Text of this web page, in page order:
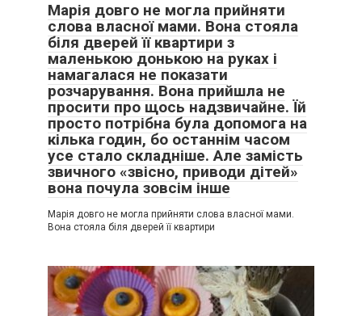
Марія довго не могла прийняти
слова власної мами. Вона стояла
біля дверей її квартири з
маленькою донькою на руках і
намагалася не показати
розчарування. Вона прийшла не
просити про щось надзвичайне. Їй
просто потрібна була допомога на
кілька годин, бо останнім часом
усе стало складніше. Але замість
звичного «звісно, приводи дітей»
вона почула зовсім інше
Марія довго не могла прийняти слова власної мами.
Вона стояла біля дверей її квартири